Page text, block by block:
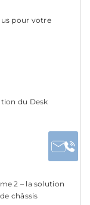
pour votre
du Desk
2 – la solution
châssis